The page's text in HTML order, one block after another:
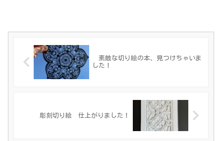
素敵な切り絵の本、見つけちゃいま
した！
彫刻切り絵 仕上がりました！